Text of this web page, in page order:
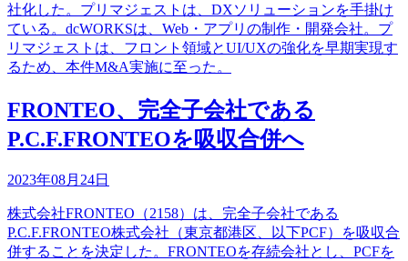
社化した。プリマジェストは、DXソリューションを手掛け
ている。dcWORKSは、Web・アプリの制作・開発会社。プ
リマジェストは、フロント領域とUI/UXの強化を早期実現す
るため、本件M&A実施に至った。
FRONTEO、完全子会社である
P.C.F.FRONTEOを吸収合併へ
2023年08月24日
株式会社FRONTEO（2158）は、完全子会社である
P.C.F.FRONTEO株式会社（東京都港区、以下PCF）を吸収合
併することを決定した。FRONTEOを存続会社とし、PCFを